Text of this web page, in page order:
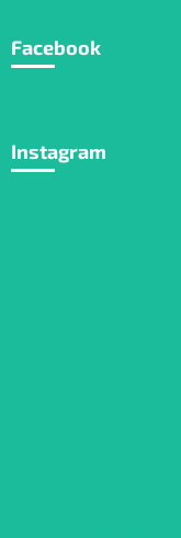
Facebook
Instagram